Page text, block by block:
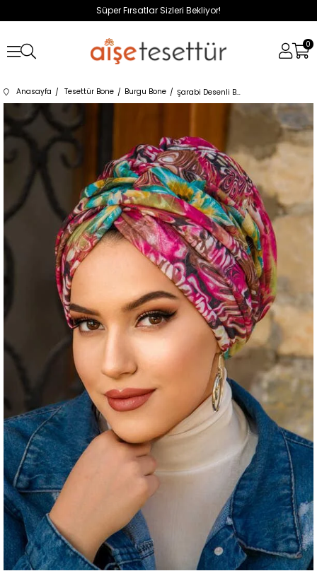
Süper Fırsatlar Sizleri Bekliyor!
0
Anasayfa Tesettür Bone Burgu Bone Şarabi Desenli Burgu Bone